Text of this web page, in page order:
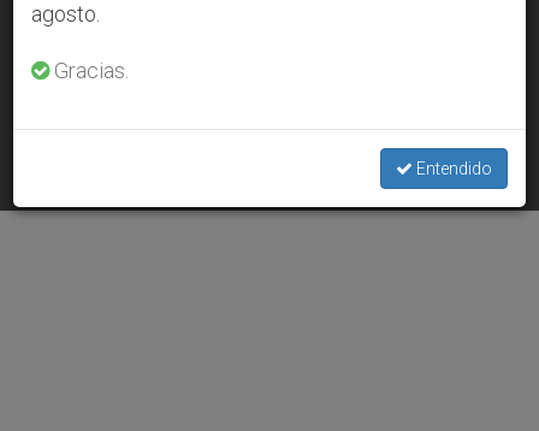
Representantes cristianos relanzan la «Carta ecuménica» en
NOV 30, 2003 00:00
agosto.
Gracias.
Entendido